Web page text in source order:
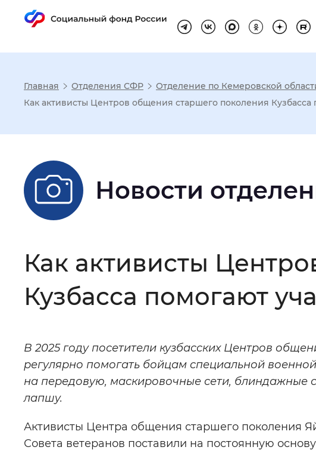
Настройка режима
Шрифт: Без засечек С
Цвет сайта: Монохромный
Изображения: Включены
Звуковой ассистент
Главная Отделения СФР Отделение по Кемеровской
Как активисты Центров общения старшего поколения
Новости
Как активисты
Кузбасса помогают
В 2025 году посетители кузбасских Центров
регулярно помогать бойцам специальной
на передовую, маскировочные сети,
лапшу.
Активисты Центра общения старшего поколения
Совета ветеранов поставили на постоянную